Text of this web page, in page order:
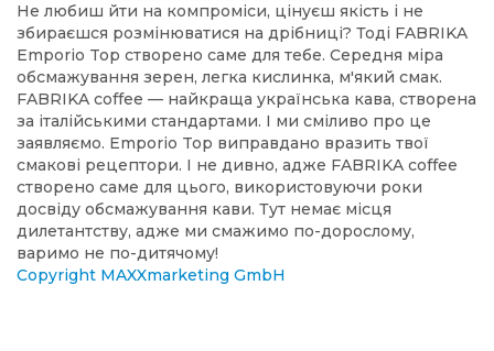
Не любиш йти на компроміси, цінуєш якість і не
збираєшся розмінюватися на дрібниці? Тоді FABRIKA
Emporio Top створено саме для тебе. Середня міра
обсмажування зерен, легка кислинка, м'який смак.
FABRIKA coffee — найкраща українська кава, створена
за італійськими стандартами. І ми сміливо про це
заявляємо. Emporio Top виправдано вразить твої
смакові рецептори. І не дивно, адже FABRIKA coffee
створено саме для цього, використовуючи роки
досвіду обсмажування кави. Тут немає місця
дилетантству, адже ми смажимо по-дорослому,
варимо не по-дитячому!
Copyright MAXXmarketing GmbH